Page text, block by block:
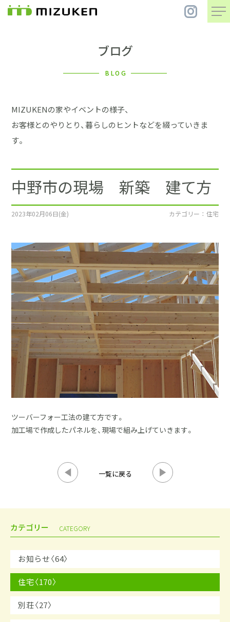
住 宅
まちづくり
会社案内
施工事例
土地をお探しの方
イベント
ショールーム
ブログ
ブログ
BLOG
MIZUKENの家やイベントの様子、
お客様とのやりとり、暮らしのヒントなどを綴っていきま
す。
中野市の現場 新築 建て方
2023年02月06日(金) カテゴリー ： 住宅
ツーバーフォー工法の建て方です。
加工場で作成したパネルを、現場で組み上げていきます。
一覧に戻る
カテゴリー CATEGORY
お知らせ〈64〉
住宅〈170〉
別荘〈27〉